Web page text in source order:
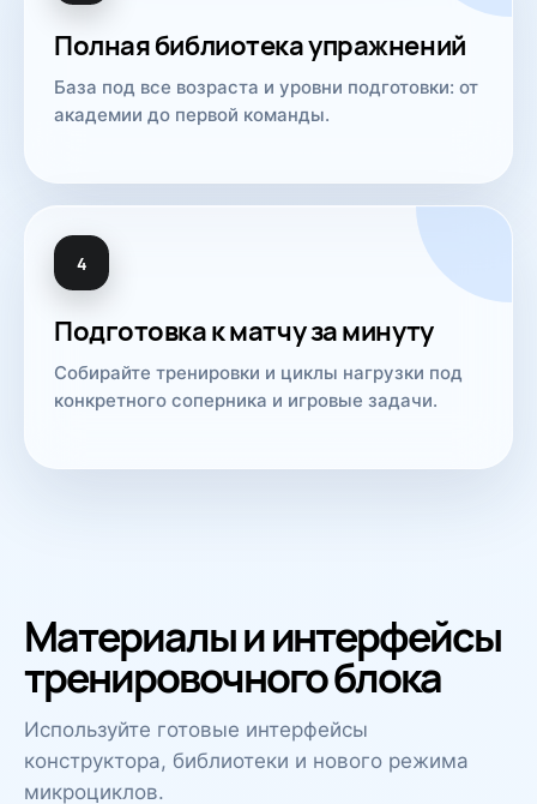
Полная библиотека упражнений
База под все возраста и уровни подготовки: от
академии до первой команды.
4
Подготовка к матчу за минуту
Собирайте тренировки и циклы нагрузки под
конкретного соперника и игровые задачи.
Материалы и интерфейсы
тренировочного блока
Используйте готовые интерфейсы
конструктора, библиотеки и нового режима
микроциклов.